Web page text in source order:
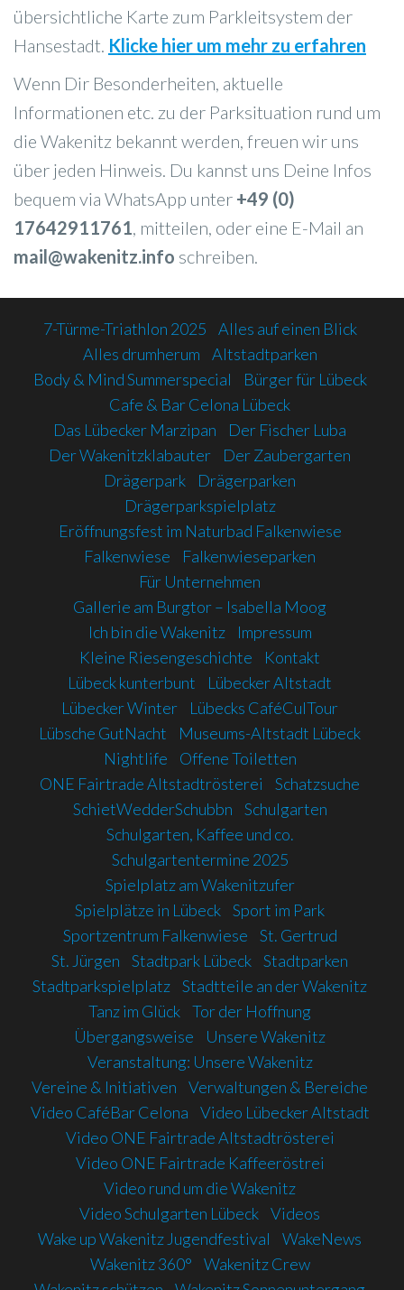
übersichtliche Karte zum Parkleitsystem der
Hansestadt. Klicke hier um mehr zu erfahren
Wenn Dir Besonderheiten, aktuelle
Informationen etc. zu der Parksituation rund um
die Wakenitz bekannt werden, freuen wir uns
über jeden Hinweis. Du kannst uns Deine Infos
bequem via WhatsApp unter +49 (0)
17642911761, mitteilen, oder eine E-Mail an
mail@wakenitz.info schreiben.
7-Türme-Triathlon 2025
Alles auf einen Blick
Alles drumherum
Altstadtparken
Body & Mind Summerspecial
Bürger für Lübeck
Cafe & Bar Celona Lübeck
Das Lübecker Marzipan
Der Fischer Luba
Der Wakenitzklabauter
Der Zaubergarten
Drägerpark
Drägerparken
Drägerparkspielplatz
Eröffnungsfest im Naturbad Falkenwiese
Falkenwiese
Falkenwieseparken
Für Unternehmen
Gallerie am Burgtor – Isabella Moog
Ich bin die Wakenitz
Impressum
Kleine Riesengeschichte
Kontakt
Lübeck kunterbunt
Lübecker Altstadt
Lübecker Winter
Lübecks CaféCulTour
Lübsche GutNacht
Museums-Altstadt Lübeck
Nightlife
Offene Toiletten
ONE Fairtrade Altstadtrösterei
Schatzsuche
SchietWedderSchubbn
Schulgarten
Schulgarten, Kaffee und co.
Schulgartentermine 2025
Spielplatz am Wakenitzufer
Spielplätze in Lübeck Sport im Park
Sportzentrum Falkenwiese
St. Gertrud
St. Jürgen
Stadtpark Lübeck Stadtparken
Stadtparkspielplatz Stadtteile an der Wakenitz
Tanz im Glück Tor der Hoffnung
Übergangsweise
Unsere Wakenitz
Veranstaltung: Unsere Wakenitz
Vereine & Initiativen
Verwaltungen & Bereiche
Video CaféBar Celona
Video Lübecker Altstadt
Video ONE Fairtrade Altstadtrösterei
Video ONE Fairtrade Kaffeeröstrei
Video rund um die Wakenitz
Video Schulgarten Lübeck Videos
Wake up Wakenitz Jugendfestival
WakeNews
Wakenitz 360°
Wakenitz Crew